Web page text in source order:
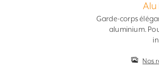
Alu
Garde-corps
aluminium.
Nos